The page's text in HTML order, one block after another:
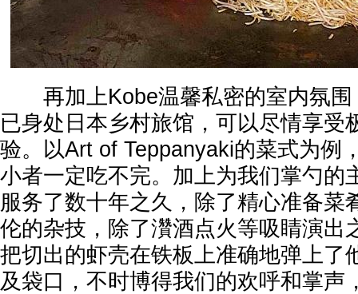
再加上Kobe温馨私密的室内氛围
已身处日本乡村旅馆，可以尽情享受
验。以Art of Teppanyaki的菜式为例
小者一定吃不完。加上为我们掌勺的
服务了数十年之久，除了精心准备菜
伦的杂技，除了灒酒点火等吸睛演出
把切出的虾壳在铁板上准确地弹上了
及袋口，不时博得我们的欢呼和掌声